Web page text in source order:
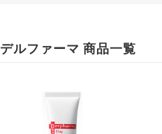
デルファーマ 商品一覧